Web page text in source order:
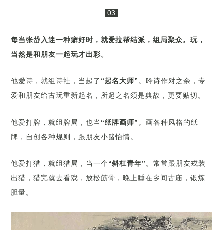
03
每当张岱入迷一种癖好时，就爱拉帮结派，组局聚众。玩，
当然是和朋友一起玩才出彩。
他爱诗，就组诗社，当起了 “起名大师” 。吟诗作对之余，专
爱和朋友给古玩重新起名，所起之名须是典故，更要贴切。
他爱打牌，就组牌局，也当 “纸牌画师” 。画各种风格的纸
牌，自创各种规则，跟朋友小赌怡情。
他爱打猎，就组猎局，当一个“斜杠青年” 。常常跟朋友戎装
出猎，猎完就去看戏，放松筋骨，晚上睡在乡间古庙，锻炼
胆量。